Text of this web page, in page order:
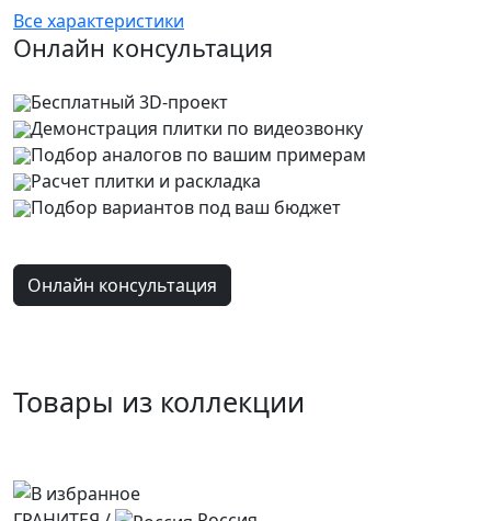
Все характеристики
Онлайн консультация
Бесплатный 3D-проект
Демонстрация плитки по видеозвонку
Подбор аналогов по вашим примерам
Расчет плитки и раскладка
Подбор вариантов под ваш бюджет
Онлайн консультация
Товары из коллекции